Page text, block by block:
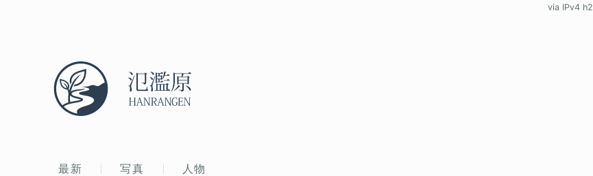
最新 写真 人物
via IPv4 h2